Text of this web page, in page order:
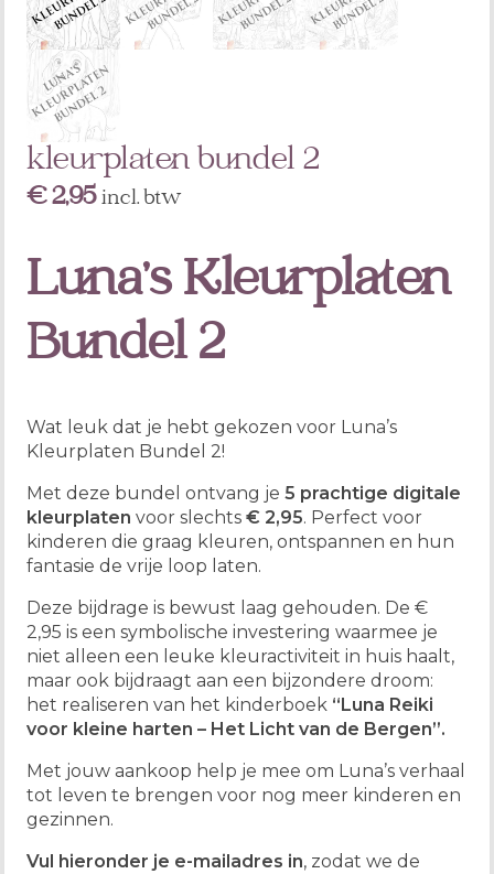
kleurplaten bundel 2
€2,95 incl. btw
Luna’s Kleurplaten
Bundel 2
Wat leuk dat je hebt gekozen voor Luna’s
Kleurplaten Bundel 2!
Met deze bundel ontvang je5 prachtige digitale
kleurplaten voor slechts€ 2,95. Perfect voor
kinderen die graag kleuren, ontspannen en hun
fantasie de vrije loop laten.
Deze bijdrage is bewust laag gehouden. De €
2,95 is een symbolische investering waarmee je
niet alleen een leuke kleuractiviteit in huis haalt,
maar ook bijdraagt aan een bijzondere droom:
het realiseren van het kinderboek “Luna Reiki
voor kleine harten – Het Licht van de Bergen”.
Met jouw aankoop help je mee om Luna’s verhaal
tot leven te brengen voor nog meer kinderen en
gezinnen.
Vul hieronder je e-mailadres in, zodat we de